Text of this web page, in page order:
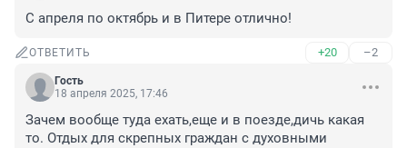
С апреля по октябрь и в Питере отлично!
ОТВЕТИТЬ +20 –2
Гость
18 апреля 2025, 17:46
Зачем вообще туда ехать,еще и в поезде,дичь какая
то. Отдых для скрепных граждан с духовными